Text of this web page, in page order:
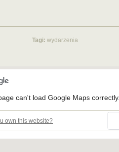
Tagi: wydarzenia
can't load Google Maps correctly.
own this website?